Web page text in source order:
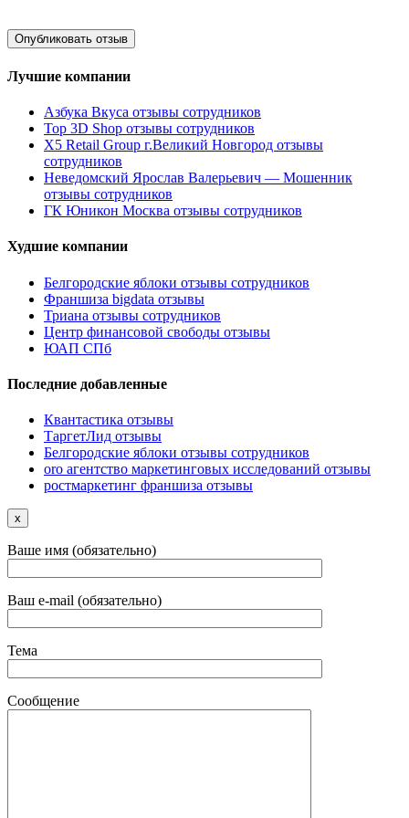
Лучшие компании
Азбука Вкуса отзывы сотрудников
Top 3D Shop отзывы сотрудников
X5 Retail Group г.Великий Новгород отзывы
сотрудников
Неведомский Ярослав Валерьевич — Мошенник
отзывы сотрудников
ГК Юникон Москва отзывы сотрудников
Худшие компании
Белгородские яблоки отзывы сотрудников
Франшиза bigdata отзывы
Триана отзывы сотрудников
Центр финансовой свободы отзывы
ЮАП СПб
Последние добавленные
Квантастика отзывы
ТаргетЛид отзывы
Белгородские яблоки отзывы сотрудников
oro агентство маркетинговых исследований отзывы
ростмаркетинг франшиза отзывы
x
Ваше имя (обязательно)
Ваш e-mail (обязательно)
Тема
Сообщение